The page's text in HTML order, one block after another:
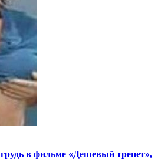
в фильме «Дешевый трепет»,